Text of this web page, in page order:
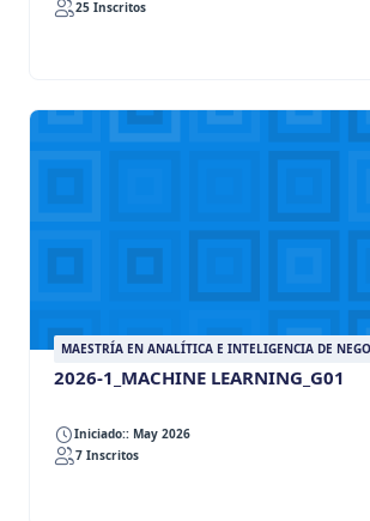
25 Inscritos
MAESTRÍA EN ANALÍTICA E INTELIGENCIA DE
2026-1_MACHINE LEARNING_G01
Iniciado:: May 2026
7 Inscritos